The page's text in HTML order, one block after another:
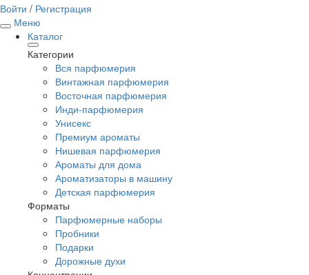
Войти / Регистрация
Меню
Каталог
Категории
Вся парфюмерия
Винтажная парфюмерия
Восточная парфюмерия
Инди-парфюмерия
Унисекс
Премиум ароматы
Нишевая парфюмерия
Ароматы для дома
Ароматизаторы в машину
Детская парфюмерия
Форматы
Парфюмерные наборы
Пробники
Подарки
Дорожные духи